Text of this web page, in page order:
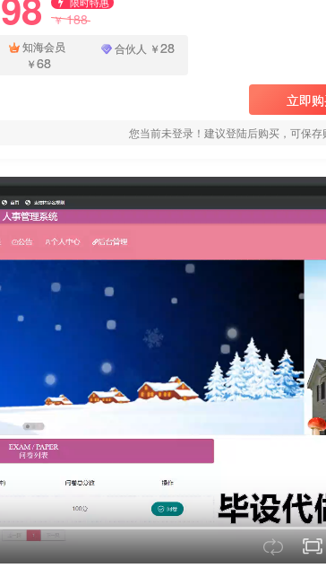
￥188
知海会员
￥68
合伙人 ￥28
立即
您当前未登录！建议登陆后购买，可保存